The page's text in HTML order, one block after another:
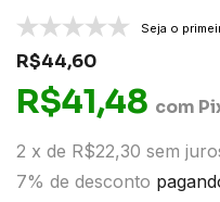
Seja o
R$44,60
R$41,48 com
2 x de R$22,30 sem
7% de desconto